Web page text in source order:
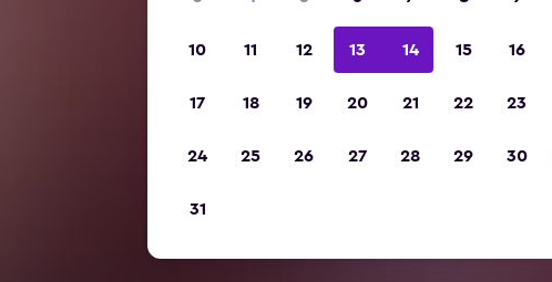
10 11 12 13 14 15 16
17 18 19 20 21 22 23
24 25 26 27 28 29 30
31